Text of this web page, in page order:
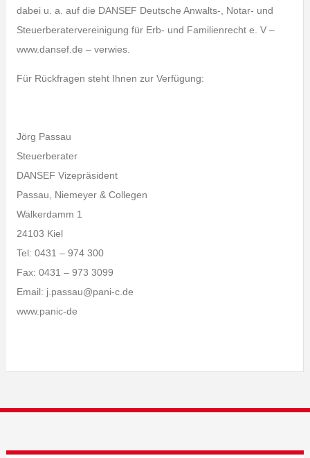
dabei u. a. auf die DANSEF Deutsche Anwalts-, Notar- und
Steuerberatervereinigung für Erb- und Familienrecht e. V –
www.dansef.de – verwies.
Für Rückfragen steht Ihnen zur Verfügung:
Jörg Passau
Steuerberater
DANSEF Vizepräsident
Passau, Niemeyer & Collegen
Walkerdamm 1
24103 Kiel
Tel: 0431 – 974 300
Fax: 0431 – 973 3099
Email: j.passau@pani-c.de
www.panic-de